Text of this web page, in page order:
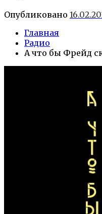
Опубликовано
Главная
Радио
А что бы Фрейд